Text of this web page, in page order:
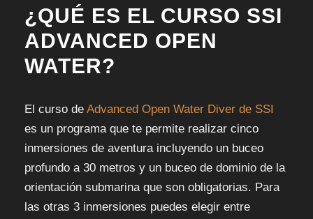
¿QUÉ ES EL CURSO SSI
ADVANCED OPEN
WATER?
El curso de Advanced Open Water Diver de SSI
es un programa que te permite realizar cinco
inmersiones de aventura incluyendo un buceo
profundo a 30 metros y un buceo de dominio de la
orientación submarina que son obligatorias. Para
las otras 3 inmersiones puedes elegir entre